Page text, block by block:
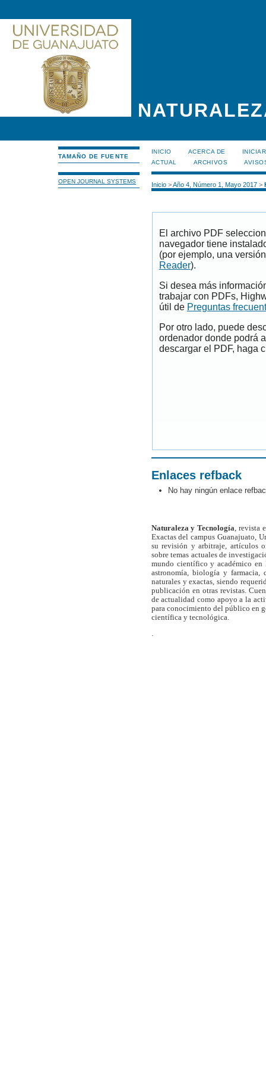
TAMAÑO DE FUENTE
OPEN JOURNAL SYSTEMS
INICIO ACERCA DE
ACTUAL
ARCHIVOS
Inicio>Año 4, Número 1, Mayo 2017>
El archivo PDF
navegador tiene
(por ejemplo, una
Reader).
Si desea más
trabajar con PDFs,
útil de Preguntas
Por otro lado, puede
ordenador donde podrá
descargar el PDF, haga
Enlaces refback
No hay ningún enlace
Naturaleza y Tecnología, revista
Exactas del campus Guanajuato,
su revisión y arbitraje, artículos
sobre temas actuales de
mundo científico y académico en
astronomía, biología y farmacia,
naturales y exactas, siendo
publicación en otras revistas.
de actualidad como apoyo a la
para conocimiento del público en
científica y tecnológica.
.